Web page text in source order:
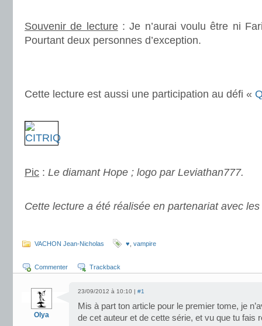
Souvenir de lecture: Je n’aurai voulu être ni
Pourtant deux personnes d’exception.
Cette lecture est aussi une participation au défi «
Pic : Le diamant Hope ; logo par Leviathan777.
Cette lecture a été réalisée en partenariat avec
VACHON Jean-Nicholas ♥ vampire
Commenter Trackback
Olya
23/09/2012 à 10:10 | #1
Mis à part ton article pour le premier tome, je
de cet auteur et de cette série, et vu que tu fais